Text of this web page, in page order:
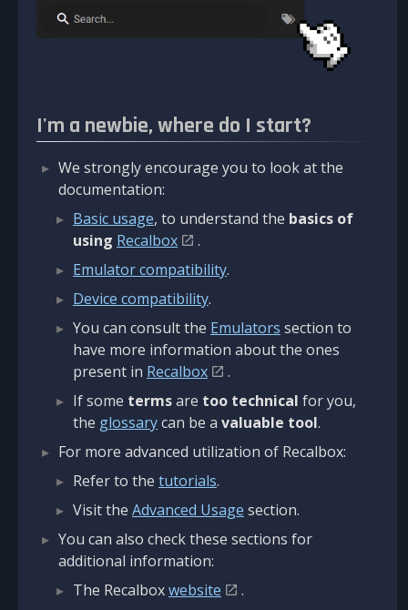
I'm a newbie, where do I start?
We strongly encourage you to look at the
documentation:
Basic usage, to understand the basics of
using Recalbox
.
Emulator compatibility.
Device compatibility.
You can consult the Emulators section to
have more information about the ones
present in Recalbox
.
If some termsare too technical for you,
the glossarycan be a valuable tool.
For more advanced utilization of Recalbox:
Refer to the tutorials.
Visit the Advanced Usage section.
You can also check these sections for
additional information:
The Recalboxwebsite
.